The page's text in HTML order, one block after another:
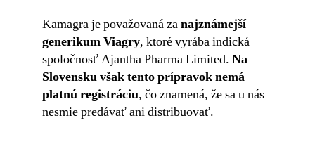
Kamagra je považovaná zanajznámejší
generikum Viagry, ktoré vyrába indická
spoločnosť Ajantha Pharma Limited. Na
Slovensku však tento prípravok nemá
platnú registráciu, čo znamená, že sa u nás
nesmie predávať ani distribuovať.